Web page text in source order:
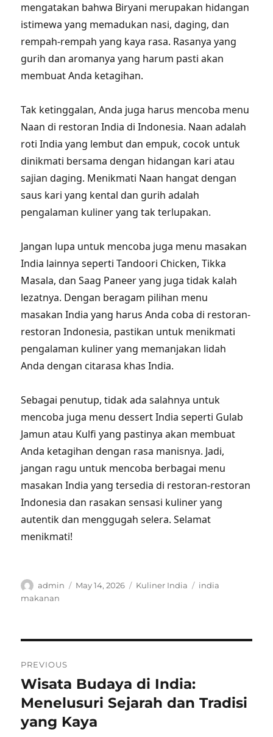
mengatakan bahwa Biryani merupakan hidangan
istimewa yang memadukan nasi, daging, dan
rempah-rempah yang kaya rasa. Rasanya yang
gurih dan aromanya yang harum pasti akan
membuat Anda ketagihan.
Tak ketinggalan, Anda juga harus mencoba menu
Naan di restoran India di Indonesia. Naan adalah
roti India yang lembut dan empuk, cocok untuk
dinikmati bersama dengan hidangan kari atau
sajian daging. Menikmati Naan hangat dengan
saus kari yang kental dan gurih adalah
pengalaman kuliner yang tak terlupakan.
Jangan lupa untuk mencoba juga menu masakan
India lainnya seperti Tandoori Chicken, Tikka
Masala, dan Saag Paneer yang juga tidak kalah
lezatnya. Dengan beragam pilihan menu
masakan India yang harus Anda coba di restoran-
restoran Indonesia, pastikan untuk menikmati
pengalaman kuliner yang memanjakan lidah
Anda dengan citarasa khas India.
Sebagai penutup, tidak ada salahnya untuk
mencoba juga menu dessert India seperti Gulab
Jamun atau Kulfi yang pastinya akan membuat
Anda ketagihan dengan rasa manisnya. Jadi,
jangan ragu untuk mencoba berbagai menu
masakan India yang tersedia di restoran-restoran
Indonesia dan rasakan sensasi kuliner yang
autentik dan menggugah selera. Selamat
menikmati!
Author
admin
Posted
May 14, 2026 Categories
Kuliner India Tags
india
makanan
navigation
PREVIOUS
Previous
post:
Wisata Budaya di India:
Menelusuri Sejarah dan Tradisi
yang Kaya